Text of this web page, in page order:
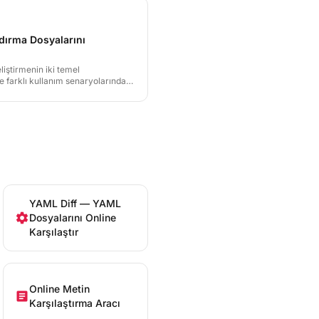
Dosyalarını
iki temel
farklı kullanım senaryolarında
settings
YAML Diff — YAML
Dosyalarını Online
Karşılaştır
article
Online Metin
Karşılaştırma Aracı